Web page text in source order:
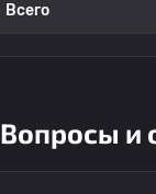
Всего
Вопросы и